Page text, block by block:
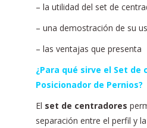
– la utilidad del set de
– una demostración de su
– las ventajas que presenta
¿Para qué sirve el Set
Posicionador de Pernios?
El set de centradores
separación entre el perfil y